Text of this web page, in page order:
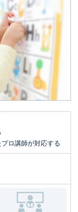
ロ講師が対応する